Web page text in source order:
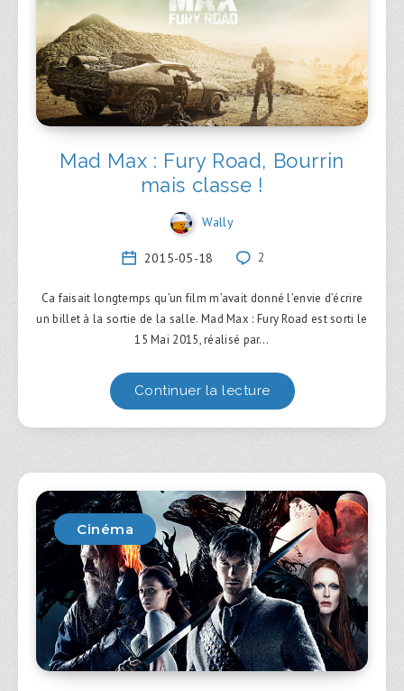
Mad Max : Fury Road, Bourrin
mais classe !
Wally
2015-05-18 2
Ca faisait longtemps qu’un film m’avait donné l’envie d’écrire
un billet à la sortie de la salle. Mad Max : Fury Road est sorti le
15 Mai 2015, réalisé par…
Continuer la lecture
Cinéma